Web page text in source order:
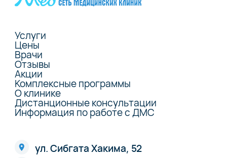
Услуги
Цены
Врачи
Отзывы
Акции
Комплексные программы
О клинике
Дистанционные консультации
Информация по работе с ДМС
ул. Сибгата Хакима, 52